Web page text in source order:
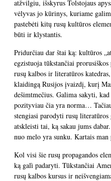
atžvilgiu, išskyrus Tolstojaus
vėlyvas jo kūrinys, kuriame
pastebėti kitų rusų kultūros
būti ir klystantis.
Pridurčiau dar štai ką: kultūros
egzistuoja tūkstančiai
rusų kalbos ir literatūros
klaidingą Rusijos įvaizdį, kurį
dešimtmečius. Galima sakyti,
pozityviau čia yra norma…
stengiasi parodyti rusų
atskleisti tai, ką sakau jums
nuo melo yra sunku. Kartais man
Kol visi šie rusų propagandos
ką galì padaryti. Tūkstančiai
rusų kalbos kursus ir